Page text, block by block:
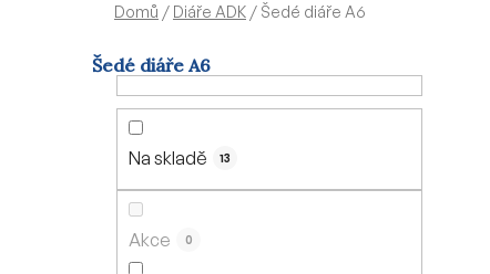
Domů / Diáře ADK / Šedé diáře A6
Šedé diáře A6
Na skladě 13
Akce 0